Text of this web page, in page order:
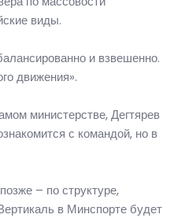
виды.
и взвешенно.
движения».
министерстве, Дегтярев
с командой, но в
– по структуре,
в Минспорте будет